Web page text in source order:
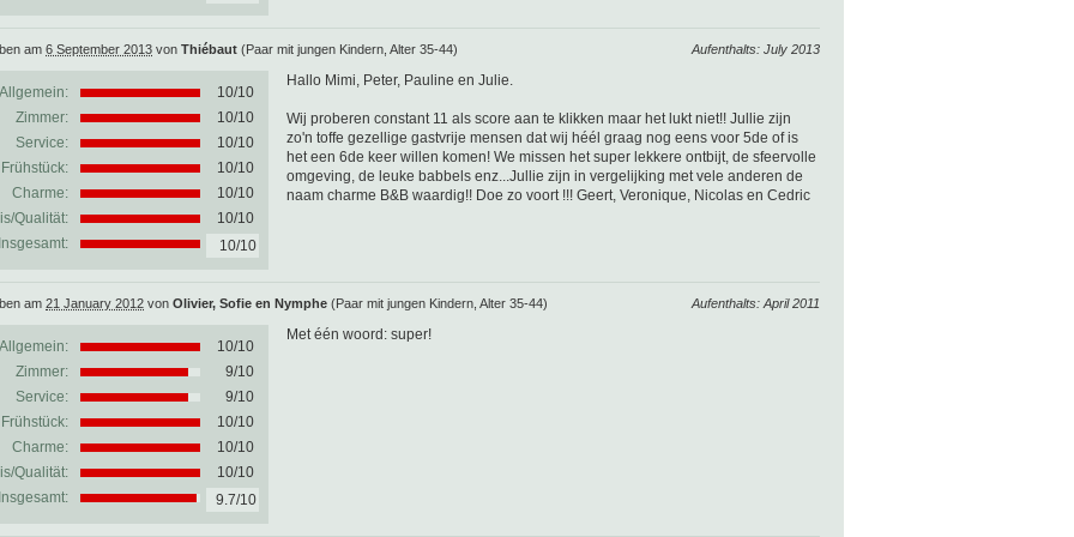
Aufenthalts: July 2013
am 6 September 2013 von Thiébaut (Paar mit jungen Kindern, Alter 35-44)
Allgemein: 10/10
Zimmer:
10/10
Service:
10/10
Frühstück:
10/10
Charme:
10/10
Qualität:
10/10
Insgesamt:
10/10
Hallo Mimi, Peter, Pauline en Julie.
Wij proberen constant 11 als score aan te klikken maar het lukt niet!! Jullie zijn
zo'n toffe gezellige gastvrije mensen dat wij héél graag nog eens voor 5de of is
het een 6de keer willen komen! We missen het super lekkere ontbijt, de sfeervolle
omgeving, de leuke babbels enz...Jullie zijn in vergelijking met vele anderen de
naam charme B&B waardig!! Doe zo voort !!! Geert, Veronique, Nicolas en Cedric
Aufenthalts: April 2011
am 21 January 2012 von Olivier, Sofie en Nymphe (Paar mit jungen Kindern, Alter 35-44)
Allgemein: 10/10
Zimmer:
9/10
Service:
9/10
Frühstück:
10/10
Charme:
10/10
Qualität:
10/10
Insgesamt:
9.7/10
Met één woord: super!